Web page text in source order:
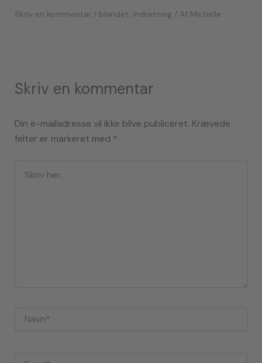
Skriv en kommentar / blandet, Indretning/ Af Michelle
Skriv en kommentar
Din e-mailadresse vil ikke blive publiceret. Krævede
felter er markeret med *
her..